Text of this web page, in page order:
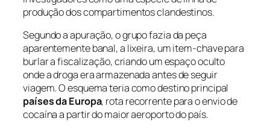
produção dos compartimentos clandestinos.
Segundo a apuração, o grupo fazia da peça
aparentemente banal, a lixeira, um item-chave para
burlar a fiscalização, criando um espaço oculto
onde a droga era armazenada antes de seguir
viagem. O esquema teria como destino principal
países da Europa, rota recorrente para o envio de
cocaína a partir do maior aeroporto do país.